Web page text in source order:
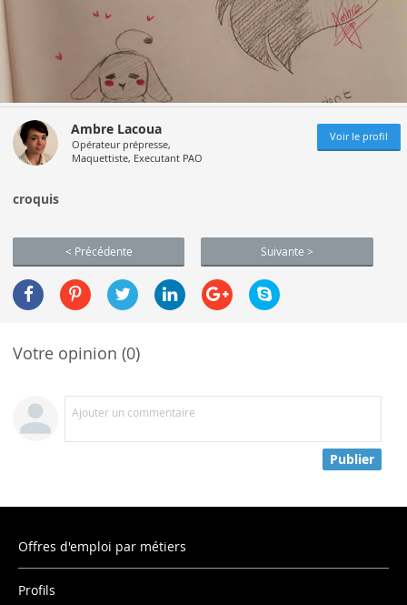
Ambre Lacoua
Opérateur prépresse,
Maquettiste, Executant PAO
Voir le profil
croquis
< Précédente Suivante >
Votre opinion (0)
Ajouter un commentaire
Publier
Offres d'emploi par métiers
Profils